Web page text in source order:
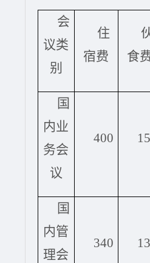
会
议类
别
住
宿费
食
国
内业
务会
议
400
国
内管
理会
340